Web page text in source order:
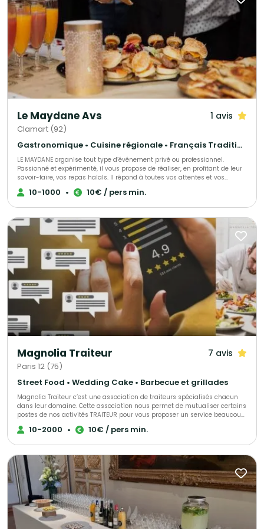
Le Maydane Avs 1 avis
Clamart (92)
Gastronomique • Cuisine régionale • Français Traditionnel
LE MAYDANE organise tout type d’événement privé ou professionnel.
Passionné et expérimenté, il vous propose de réaliser, en profitant de leur
savoir-faire, vos repas halals. Il répond à toutes vos attentes et vos
exigences, proposant une cuisine française à base de produits frais. Venez
les découvrir, directement dans leur restaurant.
10-1000 • 10€ / pers min.
Magnolia Traiteur 7 avis
Paris 12 (75)
Street Food • Wedding Cake • Barbecue et grillades
Magnolia Traiteur c’est une association de traiteurs spécialisés chacun
dans leur domaine. Cette association nous permet de mutualiser certains
postes de nos activités TRAITEUR pour vous proposer un service beaucoup
plus performant à tous les niveaux, LES AVANTAGES pour mieux vous
servir : - Un standard commun pour une réponse immédiate à vos
nous vous enverrons. - Une qualité de produits irréprochables (consulter
les centaines d’avis de nos clients sur Magnolia Traiteur) - Les achats de
matières premières de base mutualisées pour des coûts optimisés sur
nos devis - Des frais de publicité partagés pour descendre nos charges
fixes et vous proposer les meilleurs tarifs. - Une offre plus large avec un
seul interlocuteur « Magnolia Traiteur» - Des devis complet avec grâce à
nos partenaires « complémentaires » et spécialistes de l’événementiel,
avec toutes les options en complément que vous désirerez comme : Un
10-2000 • 10€ / pers min.